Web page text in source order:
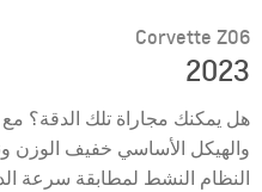
Corvette Z06
2023
هل يمكنك مجاراة تلك الدقة؟
النظام النشط لمطابقة سرعة